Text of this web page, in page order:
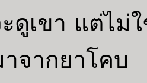
ดูเขา แต่ไม่
าจากยาโค